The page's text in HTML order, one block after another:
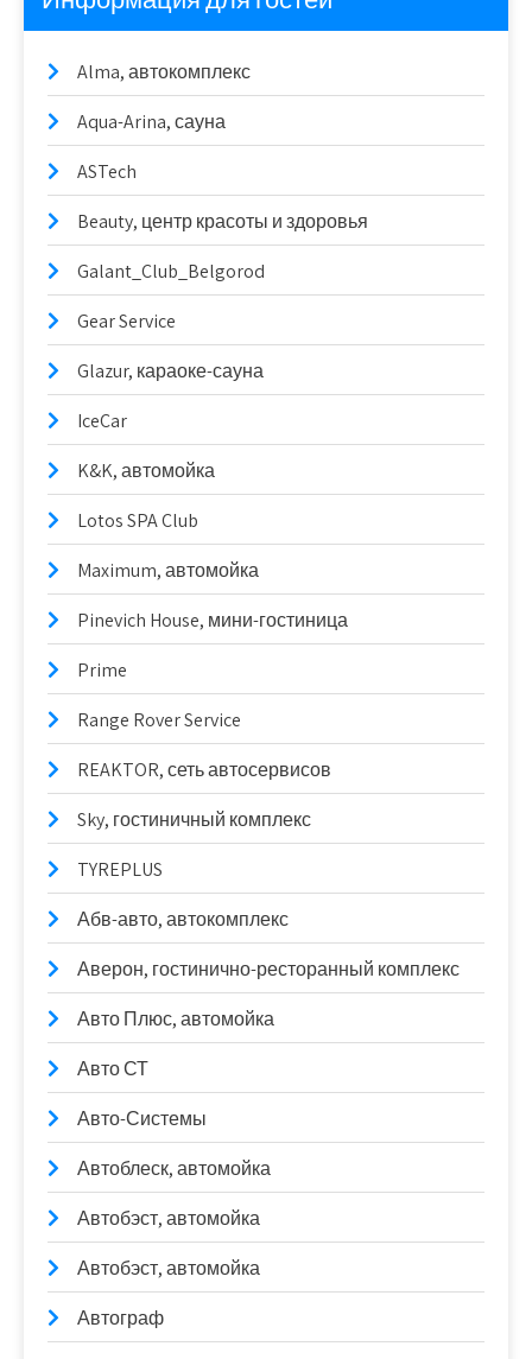
Alma, автокомплекс
Aqua-Arina, сауна
ASTech
Beauty, центр красоты и здоровья
Galant_Club_Belgorod
Gear Service
Glazur, караоке-сауна
IceCar
K&K, автомойка
Lotos SPA Club
Maximum, автомойка
Pinevich House, мини-гостиница
Prime
Range Rover Service
REAKTOR, сеть автосервисов
Sky, гостиничный комплекс
TYREPLUS
Абв-авто, автокомплекс
Аверон, гостинично-ресторанный комплекс
Авто Плюс, автомойка
Авто СТ
Авто-Системы
Автоблеск, автомойка
Автобэст, автомойка
Автобэст, автомойка
Автограф